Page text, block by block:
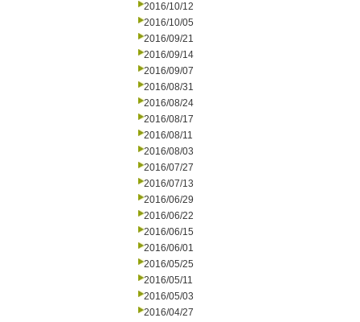
2016/10/12
2016/10/05
2016/09/21
2016/09/14
2016/09/07
2016/08/31
2016/08/24
2016/08/17
2016/08/11
2016/08/03
2016/07/27
2016/07/13
2016/06/29
2016/06/22
2016/06/15
2016/06/01
2016/05/25
2016/05/11
2016/05/03
2016/04/27